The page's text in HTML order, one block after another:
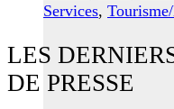
Services,
LES
DE PRESSE